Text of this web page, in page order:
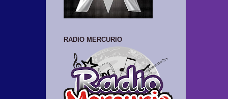
RADIO MERCURIO